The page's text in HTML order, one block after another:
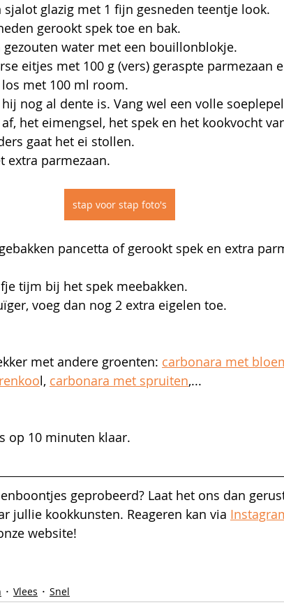
sjalot glazig met 1 fijn gesneden teentje look.
gerookt spek toe en bak.
gezouten water met een bouillonblokje.
eitjes met 100 g (vers) geraspte parmezaan
met 100 ml room.
nog al dente is. Vang wel een volle
het eimengsel, het spek en het kookvocht
gaat het ei stollen.
extra parmezaan.
stap voor stap foto's
pancetta of gerookt spek en extra
tijm bij het spek meebakken.
voeg dan nog 2 extra eigelen toe.
met andere groenten: carbonara met
l, carbonara met spruiten,...
op 10 minuten klaar.
geprobeerd? Laat het ons dan
jullie kookkunsten. Reageren kan via
website!
Vlees Snel